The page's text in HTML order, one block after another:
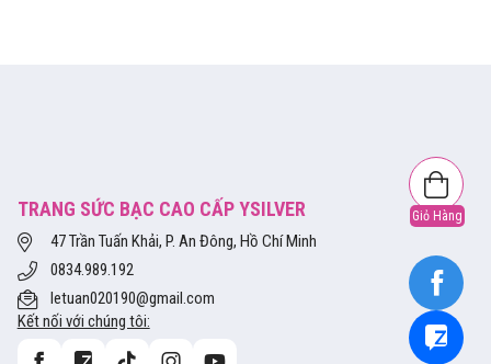
Giỏ Hàng
TRANG SỨC BẠC CAO CẤP YSILVER
47 Trần Tuấn Khải, P. An Đông, Hồ Chí Minh
0834.989.192
letuan020190@gmail.com
Kết nối với chúng tôi: